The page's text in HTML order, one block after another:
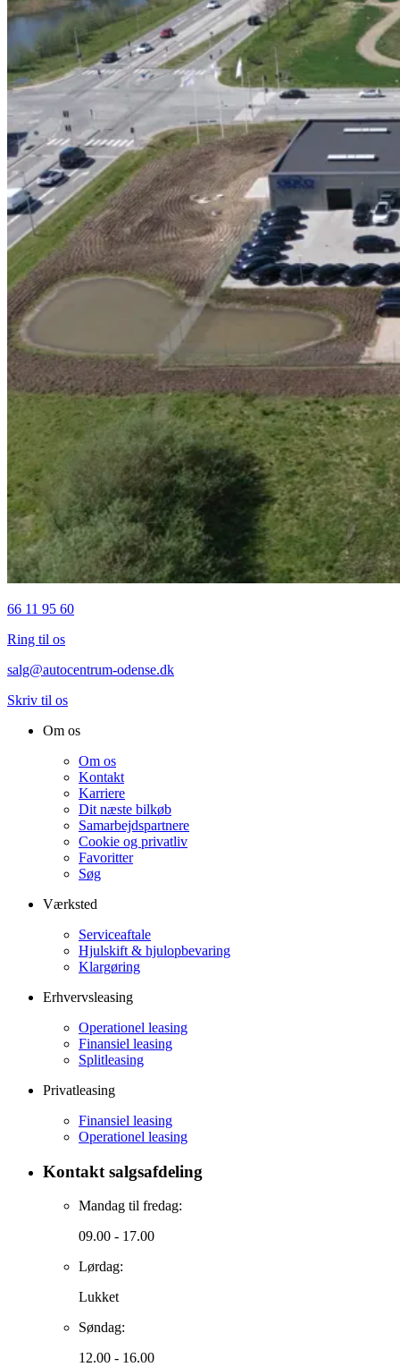
66 11 95 60
Ring til os
salg@autocentrum-odense.dk
Skriv til os
Om os
Om os
Kontakt
Karriere
Dit næste bilkøb
Samarbejdspartnere
Cookie og privatliv
Favoritter
Søg
Værksted
Serviceaftale
Hjulskift & hjulopbevaring
Klargøring
Erhvervsleasing
Operationel leasing
Finansiel leasing
Splitleasing
Privatleasing
Finansiel leasing
Operationel leasing
Kontakt salgsafdeling
Mandag til fredag:
09.00 - 17.00
Lørdag:
Lukket
Søndag:
12.00 - 16.00